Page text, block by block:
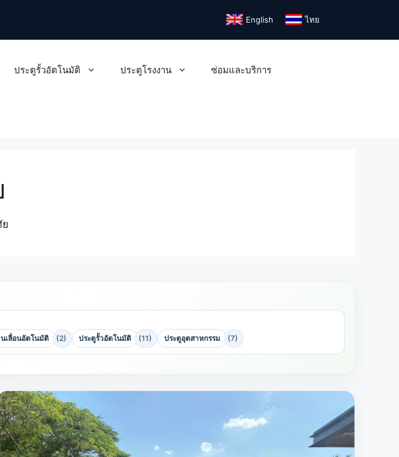
English ไทย
ประตูรั้วอัตโนมัติ ประตูโรงงาน ซ่อมและบริการ
เลื่อนอัตโนมัติ (2) ประตูรั้วอัตโนมัติ (11) ประตูอุตสาหกรรม (7)